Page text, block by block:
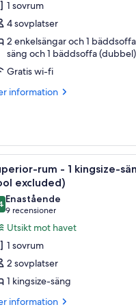
1 sovrum
4 sovplatser
2 enkelsängar och 1
säng och 1 bäddsoffa (dubbel)
Gratis wi-fi
information
handfat, en spegel och en
7
rum - 1 kingsize-
excluded)
av 10
Enastående
9 recensioner
(9 recensioner)
Utsikt mot havet
1 sovrum
2 sovplatser
1 kingsize-säng
information